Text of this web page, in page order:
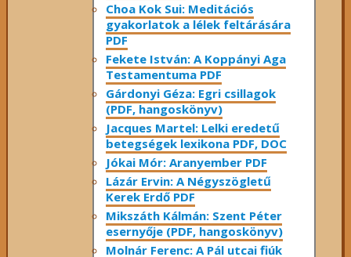
Choa Kok Sui: Meditációs
gyakorlatok a lélek feltárására
PDF
Fekete István: A Koppányi Aga
Testamentuma PDF
Gárdonyi Géza: Egri csillagok
(PDF, hangoskönyv)
Jacques Martel: Lelki eredetű
betegségek lexikona PDF, DOC
Jókai Mór: Aranyember PDF
Lázár Ervin: A Négyszögletű
Kerek Erdő PDF
Mikszáth Kálmán: Szent Péter
esernyője (PDF, hangoskönyv)
Molnár Ferenc: A Pál utcai fiúk